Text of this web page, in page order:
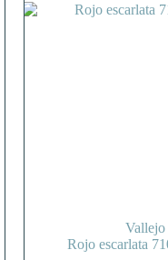
Vallejo
Rojo escarlata